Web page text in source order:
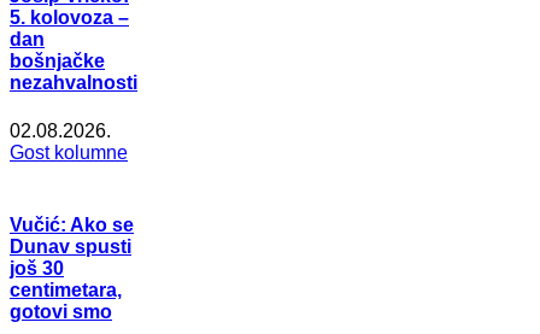
5. kolovoza –
dan
bošnjačke
nezahvalnosti
02.08.2026.
Gost kolumne
Vučić: Ako se
Dunav spusti
još 30
centimetara,
gotovi smo